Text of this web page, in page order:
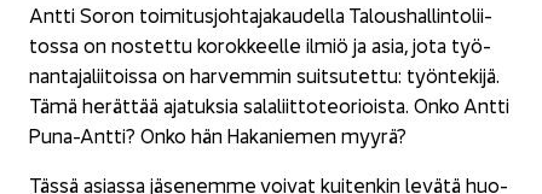
Antti Soron toi­mi­tus­joh­ta­ja­kau­del­la Ta­lous­hal­lin­to­lii­
tos­sa on nos­tet­tu ko­rok­keel­le ilmiö ja asia, jota työ­
nan­ta­ja­lii­tois­sa on har­vem­min suit­su­tet­tu: työn­te­ki­jä.
Tämä he­rät­tää aja­tuk­sia sa­la­liit­to­teo­riois­ta. Onko Antti
Puna-​Antti? Onko hän Ha­ka­nie­men myyrä?
Tässä asias­sa jä­se­nem­me voi­vat kui­ten­kin le­vä­tä huo­